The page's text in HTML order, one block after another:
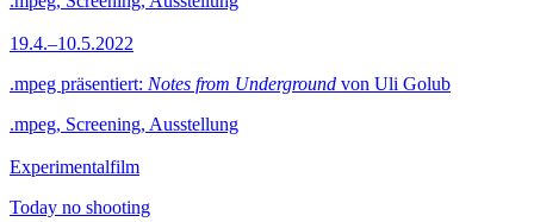
19.4.–10.5.2022
.mpeg präsentiert: Notes from Underground von Uli Golub
.mpeg, Screening, Ausstellung
Experimentalfilm
Today no shooting